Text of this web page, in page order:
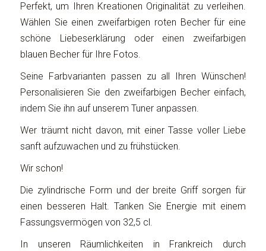
Perfekt, um Ihren Kreationen Originalität zu verleihen.
Wählen Sie einen zweifarbigen roten Becher für eine
schöne Liebeserklärung oder einen zweifarbigen
blauen Becher für Ihre Fotos.
Seine Farbvarianten passen zu all Ihren Wünschen!
Personalisieren Sie den zweifarbigen Becher einfach,
indem Sie ihn auf unserem Tuner anpassen.
Wer träumt nicht davon, mit einer Tasse voller Liebe
sanft aufzuwachen und zu frühstücken.
Wir schon!
Die zylindrische Form und der breite Griff sorgen für
einen besseren Halt. Tanken Sie Energie mit einem
Fassungsvermögen von 32,5 cl.
In unseren Räumlichkeiten in Frankreich durch